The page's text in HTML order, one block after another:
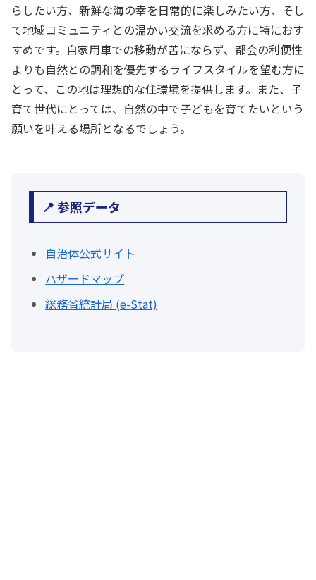
らしたい方、新鮮な海の幸を日常的に楽しみたい方、そし
て地域コミュニティとの温かい交流を求める方に特におす
すめです。自家用車での移動が苦にならず、都会の利便性
よりも自然との調和を優先するライフスタイルを望む方に
とって、この地は理想的な住環境を提供します。また、子
育て世代にとっては、自然の中で子どもを育てたいという
願いを叶える場所となるでしょう。
📍 参照データ
自治体公式サイト
ハザードマップ
総務省統計局 (e-Stat)